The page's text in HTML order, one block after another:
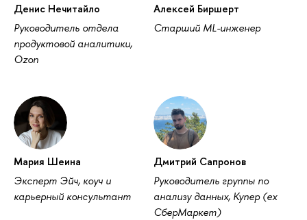
Денис Нечитайло
Руководитель отдела
продуктовой аналитики,
Ozon
Алексей Биршерт
Старший ML-инженер
Мария Шеина
Эксперт Эйч, коуч и
карьерный консультант
Дмитрий Сапроно
Руководитель группы по
анализу данных, Купер (ex
СберМаркет)